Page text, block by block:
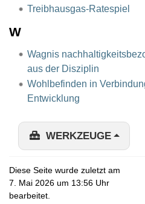
Treibhausgas-Ratespiel
W
Wagnis
aus der Disziplin
Wohlbefinden in
Entwicklung
WERKZEUGE
Diese Seite wurde zuletzt am
7. Mai 2026 um 13:56 Uhr
bearbeitet.